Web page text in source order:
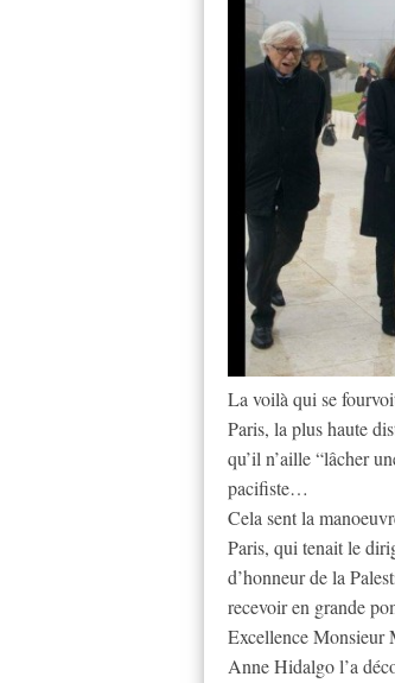
La voilà qui se
Paris, la plus haute
qu’il n’aille “lâcher
pacifiste…
Cela sent la
Paris, qui tenait le
d’honneur de la
recevoir en grande
Excellence Monsieur
Anne Hidalgo l’a